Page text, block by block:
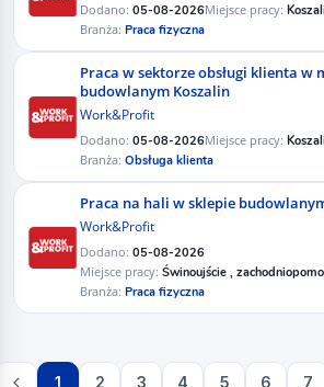
Dodano: 05-08-2026Miejsce pracy:
Branża: Praca fizyczna
Praca w sektorze obsługi klienta w
budowlanym Koszalin
Work&Profit
Dodano: 05-08-2026Miejsce pracy:
Branża: Obsługa klienta
Praca na hali w sklepie
Work&Profit
Dodano: 05-08-2026
Miejsce pracy: Świnoujście ,
Branża: Praca fizyczna
1 2 3 4 5 6 7